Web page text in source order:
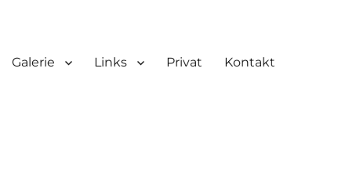
Galerie Links Privat Kontakt